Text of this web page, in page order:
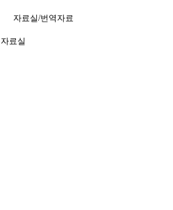
자료실/번역자료
자료실